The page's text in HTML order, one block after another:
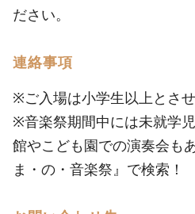
ださい。
連絡事項
※ご入場は小学生以上とさせ
※音楽祭期間中には未就学
館やこども園での演奏会も
ま・の・音楽祭』で検索！